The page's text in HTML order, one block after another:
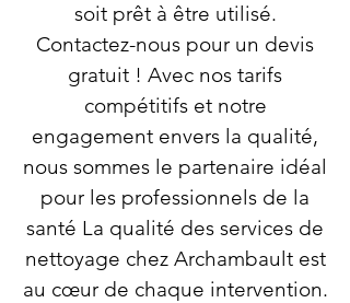
soit prêt à être utilisé.
Contactez-nous pour un devis
gratuit ! Avec nos tarifs
compétitifs et notre
engagement envers la qualité,
nous sommes le partenaire idéal
pour les professionnels de la
santé La qualité des services de
nettoyage chez Archambault est
au cœur de chaque intervention.